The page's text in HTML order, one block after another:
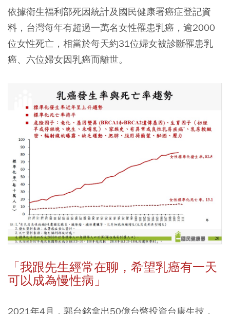
依據衛生福利部死因統計及國民健康署癌症登記資
料，台灣每年有超過一萬名女性罹患乳癌，逾2000
位女性死亡，相當於每天約31位婦女被診斷罹患乳
癌、六位婦女因乳癌而離世。
「我跟先生經常在聊，希望乳癌有一天
可以成為慢性病」
2021年4月，郭台銘拿出50億台幣投資台康生技，